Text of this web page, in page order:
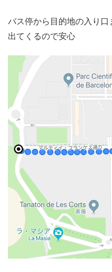
バス停から目的地の入り
出てくるので安心